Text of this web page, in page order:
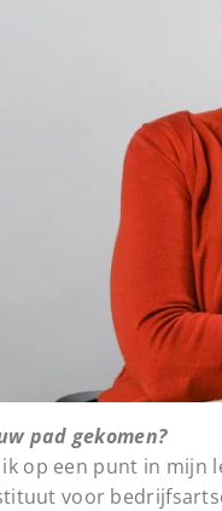
pad gekomen?
op een punt in
voor